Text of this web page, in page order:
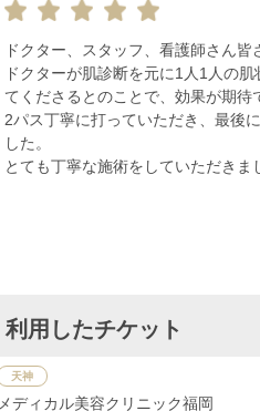
ドクター、スタッフ、看護師さん皆
ドクターが肌診断を元に1人1人の
てくださるとのことで、効果が期待
2パス丁寧に打っていただき、最後
した。
とても丁寧な施術をしていただきま
利用したチケット
天神
メディカル美容クリニック福岡